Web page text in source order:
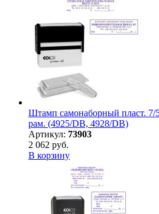
Штамп самонаборный пласт. 7/
рам. (4925/DB, 4928/DB)
Артикул: 73903
2 062 руб.
В корзину